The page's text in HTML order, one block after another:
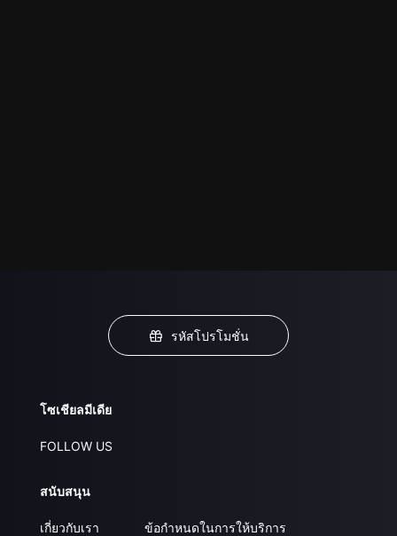
รหัสโปรโมชั่น
โซเชียลมีเดีย
FOLLOW US
สนับสนุน
เกี่ยวกับเรา
ข้อกำหนดในการให้บริการ